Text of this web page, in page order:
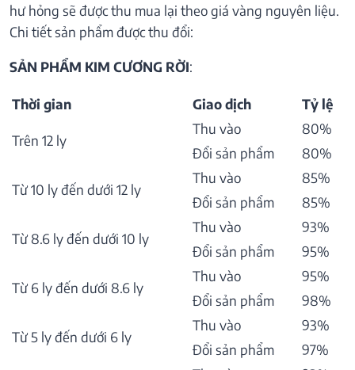
hư hỏng sẽ được thu mua lại theo giá vàng nguyên liệu.
Chi tiết sản phẩm được thu đổi:
SẢN PHẨM KIM CƯƠNG RỜI:
Thời gian Giao dịch Tỷ lệ
Trên 12 ly
Thu vào
80%
Đổi sản phẩm
80%
Từ 10 ly đến dưới 12 ly
Thu vào
85%
Đổi sản phẩm
85%
Từ 8.6 ly đến dưới 10 ly
Thu vào
93%
Đổi sản phẩm
95%
Từ 6 ly đến dưới 8.6 ly
Thu vào
95%
Đổi sản phẩm
98%
Từ 5 ly đến dưới 6 ly
Thu vào
93%
Đổi sản phẩm
97%